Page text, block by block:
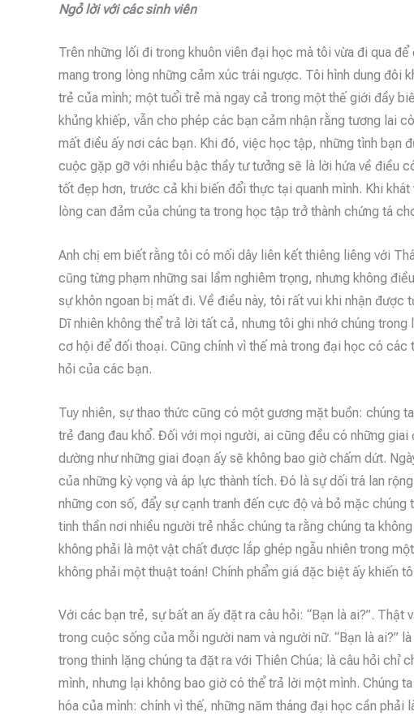
Ngỏ lời với các sinh viên
Trên những lối đi trong khuôn viên đại học mà tôi vừa đi qua
mang trong lòng những cảm xúc trái ngược. Tôi hình dung đôi
trẻ của mình; một tuổi trẻ mà ngay cả trong một thế giới đầy
khủng khiếp, vẫn cho phép các bạn cảm nhận rằng tương lai
mất điều ấy nơi các bạn. Khi đó, việc học tập, những tình bạn
cuộc gặp gỡ với nhiều bậc thầy tư tưởng sẽ là lời hứa về điều
tốt đẹp hơn, trước cả khi biến đổi thực tại quanh mình. Khi
lòng can đảm của chúng ta trong học tập trở thành chứng tá
Anh chị em biết rằng tôi có mối dây liên kết thiêng liêng với
cũng từng phạm những sai lầm nghiêm trọng, nhưng không
sự khôn ngoan bị mất đi. Về điều này, tôi rất vui khi nhận được
Dĩ nhiên không thể trả lời tất cả, nhưng tôi ghi nhớ chúng
cơ hội để đối thoại. Cũng chính vì thế mà trong đại học có các
hỏi của các bạn.
Tuy nhiên, sự thao thức cũng có một gương mặt buồn: chúng
trẻ đang đau khổ. Đối với mọi người, ai cũng đều có những
dường như những giai đoạn ấy sẽ không bao giờ chấm dứt.
của những kỳ vọng và áp lực thành tích. Đó là sự dối trá lan
những con số, đẩy sự cạnh tranh đến cực độ và bỏ mặc chúng
tinh thần nơi nhiều người trẻ nhắc chúng ta rằng chúng ta
không phải là một vật chất được lắp ghép ngẫu nhiên trong
không phải một thuật toán! Chính phẩm giá đặc biệt ấy khiến
Với các bạn trẻ, sự bất an ấy đặt ra câu hỏi: “Bạn là ai?”. Thật
trong cuộc sống của mỗi người nam và người nữ. “Bạn là ai?”
trong thinh lặng chúng ta đặt ra với Thiên Chúa; là câu hỏi chỉ
mình, nhưng lại không bao giờ có thể trả lời một mình. Chúng
hóa của mình: chính vì thế, những năm tháng đại học cần phải